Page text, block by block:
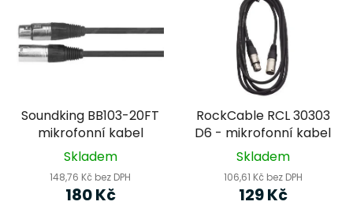
Soundking BB103-20FT
mikrofonní kabel
Skladem
148,76 Kč bez DPH
180 Kč
RockCable RCL 30303
D6 - mikrofonní kabel
Skladem
106,61 Kč bez DPH
129 Kč